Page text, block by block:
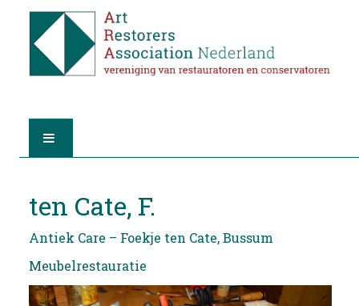
OVER A.R.A.
DE RESTAURATOREN
LID WORDEN
ten Cate, F.
Antiek Care – Foekje ten Cate, Bussum
Meubelrestauratie